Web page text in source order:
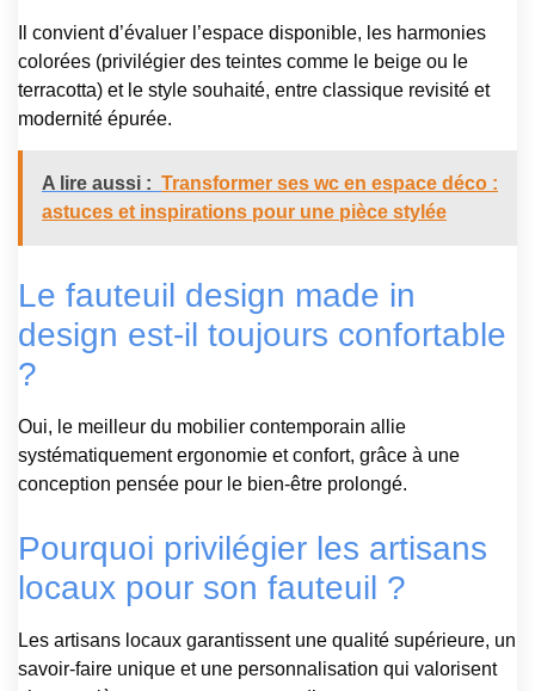
Il convient d’évaluer l’espace disponible, les harmonies
colorées (privilégier des teintes comme le beige ou le
terracotta) et le style souhaité, entre classique revisité et
modernité épurée.
A lire aussi : Transformer ses wc en espace déco :
astuces et inspirations pour une pièce stylée
Le fauteuil design made in
design est-il toujours confortable
?
Oui, le meilleur du mobilier contemporain allie
systématiquement ergonomie et confort, grâce à une
conception pensée pour le bien-être prolongé.
Pourquoi privilégier les artisans
locaux pour son fauteuil ?
Les artisans locaux garantissent une qualité supérieure, un
savoir-faire unique et une personnalisation qui valorisent